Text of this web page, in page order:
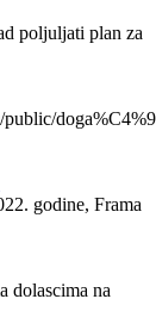
poljuljati plan za
godine, Frama
dolascima na